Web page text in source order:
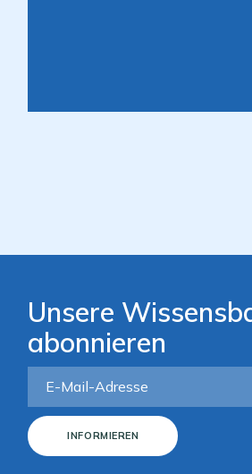
Unsere
abonnieren
INFORMIEREN